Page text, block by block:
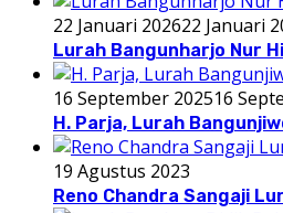
22 Januari 202622 Januari
Lurah Bangunharjo Nur
16 September 202516
H. Parja, Lurah
19 Agustus 2023
Reno Chandra Sangaji